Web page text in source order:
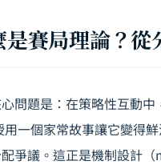
是賽局理論？
問題是：在策略性互動
一個家常故事讓它變得
爭議。這正是機制設計